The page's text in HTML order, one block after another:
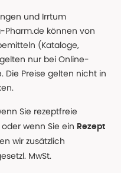
und Irrtum
Pharm.de können von
(Kataloge,
nur bei Online-
Die Preise gelten nicht in
Sie rezeptfreie
wenn Sie ein Rezept
wir zusätzlich
MwSt.